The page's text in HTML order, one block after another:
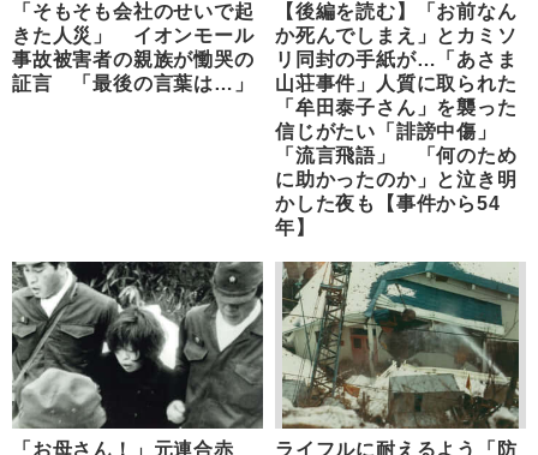
「そもそも会社のせいで起
きた人災」 イオンモール
事故被害者の親族が慟哭の
証言 「最後の言葉は…」
【後編を読む】「お前なん
か死んでしまえ」とカミソ
リ同封の手紙が…「あさま
山荘事件」人質に取られた
「牟田泰子さん」を襲った
信じがたい「誹謗中傷」
「流言飛語」 「何のため
に助かったのか」と泣き明
かした夜も【事件から54
年】
「お母さん！」元連合赤
ライフルに耐えるよう「防